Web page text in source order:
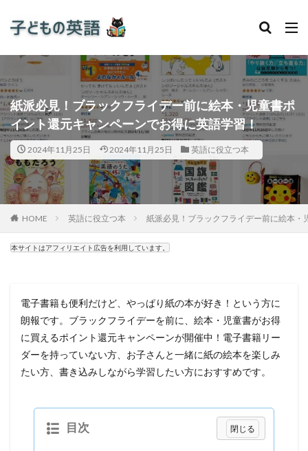
紙派必見！ブラックフライデー前に絵本・児童書ポ
イント還元キャンペーンでお得に英語学習！
2024年11月25日 2024年11月25日 英語に役立つ本
HOME 英語に役立つ本 紙派必見！ブラックフライデー前に絵本
本サイトはアフィリエイト広告を利用しています。
電子書籍も便利だけど、やっぱり紙の本が好き！という方に
朗報です。ブラックフライデーを前に、絵本・児童書がお得
に買えるポイント還元キャンペーンが開催中！電子書籍リー
ダーを持っていない方、お子さんと一緒に紙の絵本を楽しみ
たい方、書き込みしながら学習したい方におすすめです。
目次